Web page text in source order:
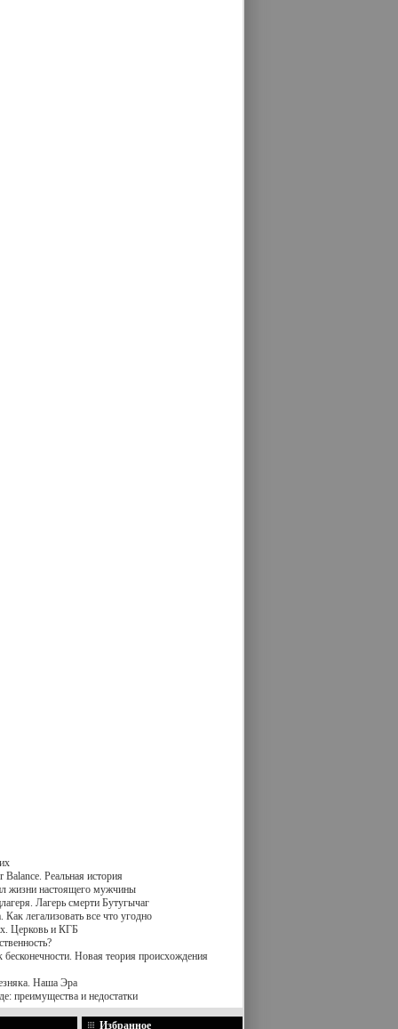
Balance. Реальная история
жизни настоящего мужчины
Лагерь смерти Бутугычаг
легализовать все что угодно
Церковь и КГБ
бесконечности. Новая теория происхождения
Наша Эра
преимущества и недостатки
Избранное